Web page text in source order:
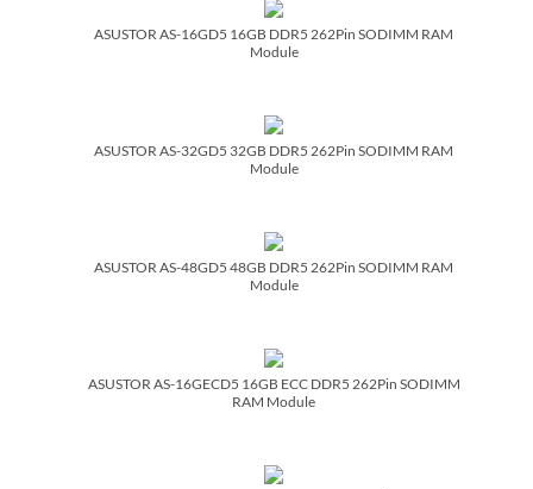
ASUSTOR AS-16GD5 16GB DDR5 262Pin SODIMM RAM
Module
ASUSTOR AS-32GD5 32GB DDR5 262Pin SODIMM RAM
Module
ASUSTOR AS-48GD5 48GB DDR5 262Pin SODIMM RAM
Module
ASUSTOR AS-16GECD5 16GB ECC DDR5 262Pin SODIMM
RAM Module